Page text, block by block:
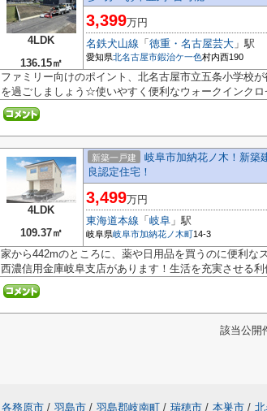
4LDK
136.15㎡
3,399万円
名鉄犬山線 「 徳重・名古屋芸大 」駅
愛知県北名古屋市鍜治ケ一色村内西190
ファミリー向けのポイント、北名古屋市立五条小学校
を過ごしましょう☆使いやすく便利なウォークインク
4LDK
109.37㎡
新築一戸建
岐阜市加納花ノ木！新築
良認定住宅！
3,499万円
東海道本線 「 岐阜 」駅
岐阜県岐阜市加納花ノ木町14-3
家から442mのところに、薬や日用品を買うのに便利な
西濃信用金庫岐阜支店があります！生活を充実させる
該当公開
各務原市 / 羽島市 / 羽島郡岐南町 / 瑞穂市 / 本巣市 /